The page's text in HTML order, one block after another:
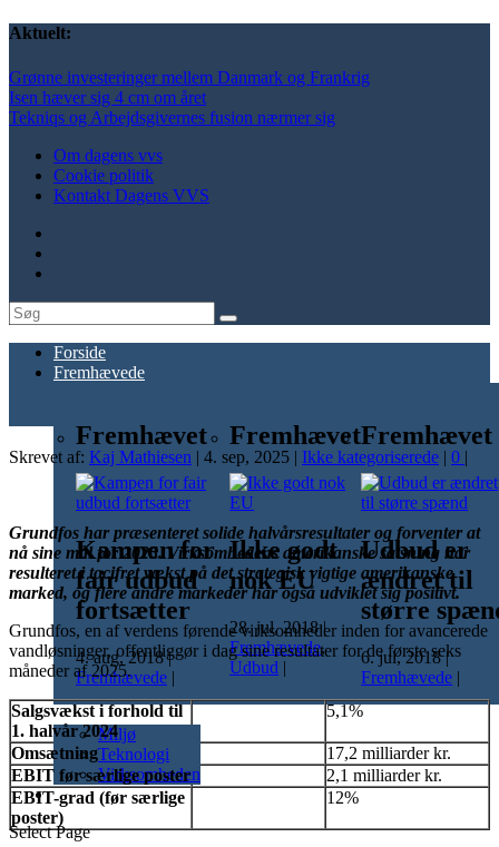
Aktuelt:
Grønne investeringer mellem Danmark og Frankrig
Isen hæver sig 4 cm om året
Tekniqs og Arbejdsgivernes fusion nærmer sig
Om dagens vvs
Cookie politik
Kontakt Dagens VVS
Forside
Fremhævede
Fremhævet
Kampen for
fair udbud
fortsætter
4. aug, 2018|
Fremhævede |
Fremhævet
Ikke godt
nok EU
28. jul, 2018|
Fremhævede,
Udbud |
Fremhævet
Udbud er
ændret til
større
6. jul, 2018|
Fremhævede |
Nyheder
Miljø
Teknologi
Virksomheden
Kalender
Select Page
Skrevet af: Kaj Mathiesen | 4. sep, 2025 | Ikke kategoriserede | 0 |
Grundfos har præsenteret solide halvårsresultater og forventer at
nå sine mål for 2025. Virksomhedens amerikanske satsning har
resulteret i tocifret vækst på det strategisk vigtige amerikanske
marked, og flere andre markeder har også udviklet sig positivt.
Grundfos, en af ​​verdens førende virksomheder inden for avancerede
vandløsninger, offentliggør i dag sine resultater for de første seks
måneder af 2025.
Salgsvækst i forhold til
1. halvår 2024
5,1%
Omsætning
17,2 milliarder kr.
EBIT før særlige poster
2,1 milliarder kr.
EBIT-grad (før særlige
poster)
12%